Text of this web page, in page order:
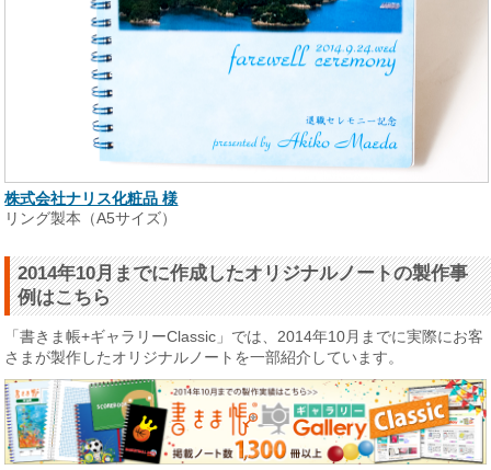
株式会社ナリス化粧品 様
リング製本（A5サイズ）
2014年10月までに作成したオリジナルノートの製作事
例はこちら
「書きま帳+ギャラリーClassic」では、2014年10月までに実際にお客
さまが製作したオリジナルノートを一部紹介しています。